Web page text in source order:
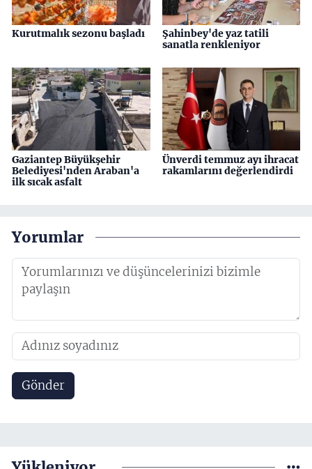
Kurutmalık sezonu başladı
Şahinbey'de yaz tatili
sanatla renkleniyor
Gaziantep Büyükşehir
Belediyesi'nden Araban'a
ilk sıcak asfalt
Ünverdi temmuz ayı ihracat
rakamlarını değerlendirdi
Yorumlar
Gönder